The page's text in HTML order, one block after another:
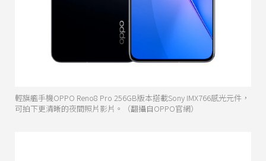
輕旗艦手機OPPO Reno8 Pro 256GB版本搭載Sony IMX766感光元件，
可拍下更清晰的夜間照片影片。（翻攝自OPPO官網）